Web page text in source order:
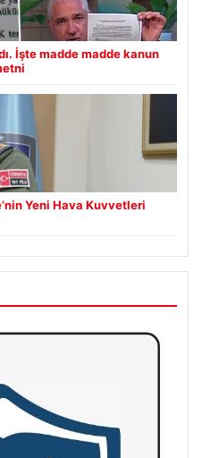
İşte madde madde kanun
Yeni Hava Kuvvetleri